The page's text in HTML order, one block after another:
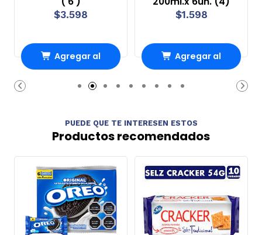
$3.598
Agregar al
Carro
$1.598
Agregar al
Carro
PUEDE QUE TE INTERESEN ESTOS
Productos recomendados